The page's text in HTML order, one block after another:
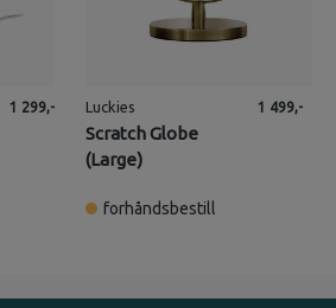
1 299,- Luckies
Scratch Globe
(Large)
1 499,-
forhåndsbestill